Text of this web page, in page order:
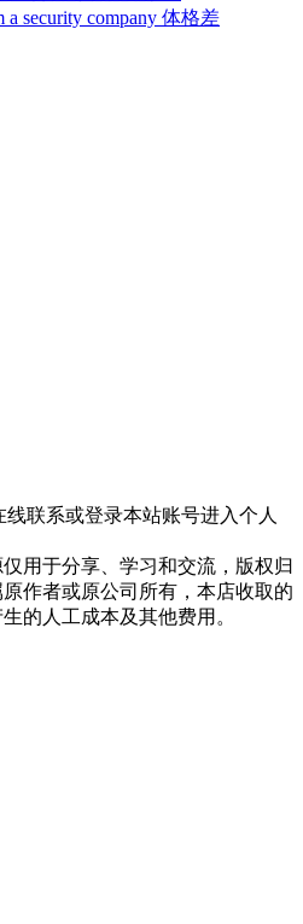
a security company 体格差
联系或登录本站账号进入个人
用于分享、学习和交流，版权归
作者或原公司所有，本店收取的
的人工成本及其他费用。